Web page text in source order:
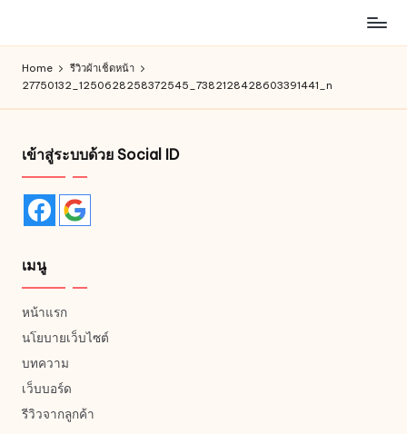
content
สินค้า
รัก
การ
ช็อป
Home
รีวิวผ้าเช็ดหน้า
27750132_1250628258372545_7382128428603391441_n
เข้าสู่ระบบด้วย Social ID
เมนู
หน้าแรก
นโยบายเว็บไซต์
บทความ
เว็บบอร์ด
รีวิวจากลูกค้า